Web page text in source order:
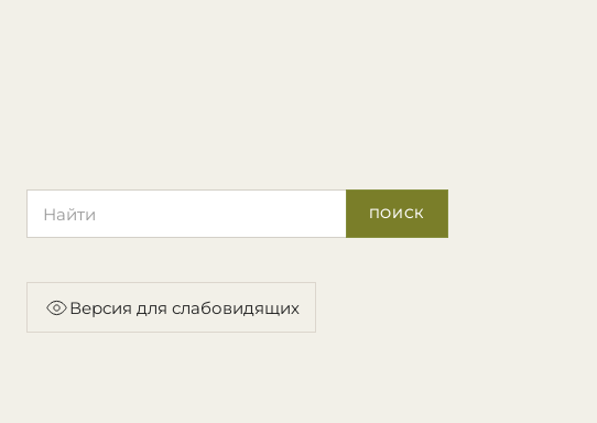
ПОИСК
Версия для слабовидящих